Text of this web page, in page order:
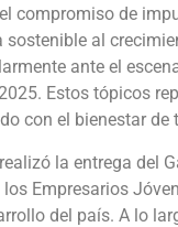
compromiso de
sostenible al
ante el
Estos tópicos
con el bienestar
la entrega del
Empresarios
del país. A lo